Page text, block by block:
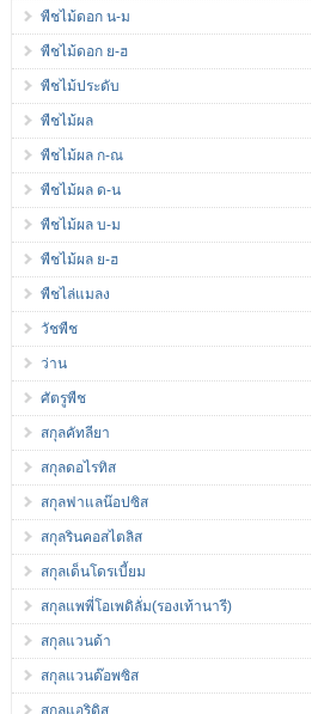
พืชไม้ดอก น-ม
พืชไม้ดอก ย-ฮ
พืชไม้ประดับ
พืชไม้ผล
พืชไม้ผล ก-ณ
พืชไม้ผล ด-น
พืชไม้ผล บ-ม
พืชไม้ผล ย-ฮ
พืชไล่แมลง
วัชพืช
ว่าน
ศัตรูพืช
สกุลคัทลียา
สกุลดอไรทิส
สกุลฟาแลน๊อปซิส
สกุลรินคอสไตลิส
สกุลเด็นโดรเบี้ยม
สกุลแพพี่โอเพดิลั่ม(รองเท้านารี)
สกุลแวนด้า
สกุลแวนด๊อพซิส
สกุลแอริดิส